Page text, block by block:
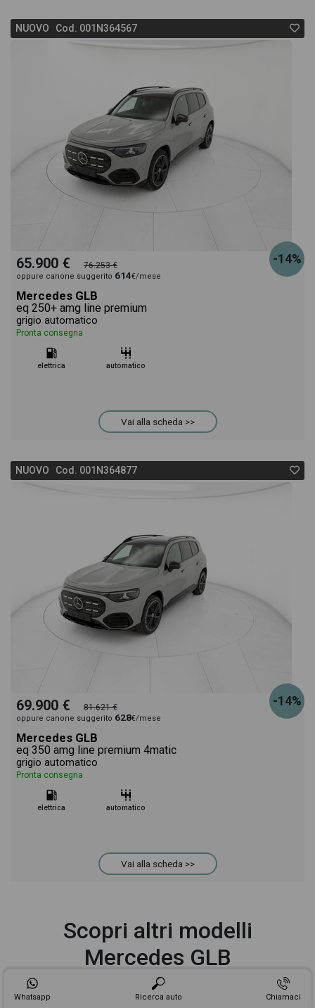
NUOVO Cod. 001N364567
-14%
65.900 € 76.253 €
oppure canone suggerito 614€/mese
Mercedes GLB
eq 250+ amg line premium
grigio automatico
Pronta consegna
elettrica automatico
Vai alla scheda >>
NUOVO Cod. 001N364877
-14%
69.900 € 81.621 €
oppure canone suggerito 628€/mese
Mercedes GLB
eq 350 amg line premium 4matic
grigio automatico
Pronta consegna
elettrica automatico
Vai alla scheda >>
Scopri altri modelli
Mercedes GLB
Whatsapp Ricerca auto Chiamaci